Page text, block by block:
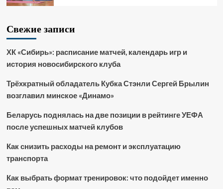
Свежие записи
ХК «Сибирь»: расписание матчей, календарь игр и
история новосибирского клуба
Трёхкратный обладатель Кубка Стэнли Сергей Брылин
возглавил минское «Динамо»
Беларусь поднялась на две позиции в рейтинге УЕФА
после успешных матчей клубов
Как снизить расходы на ремонт и эксплуатацию
транспорта
Как выбрать формат тренировок: что подойдет именно